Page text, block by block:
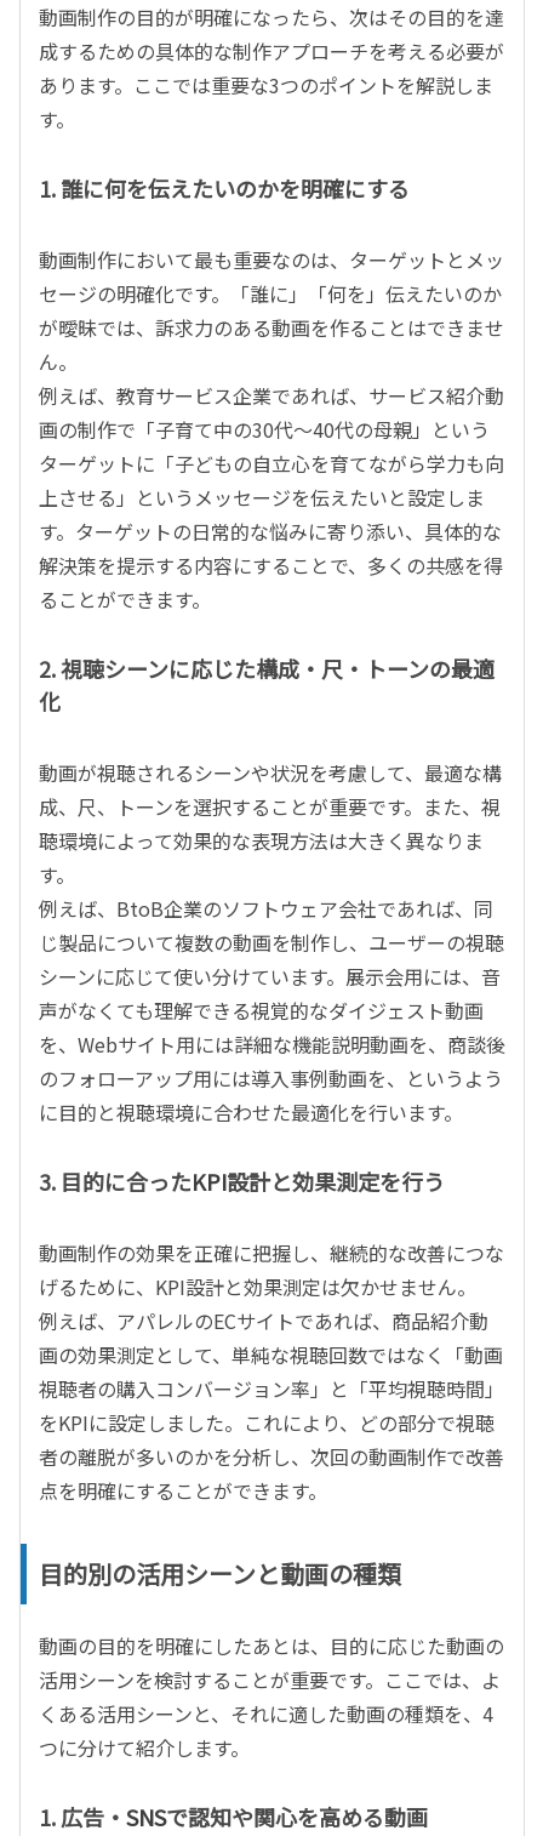
動画制作の目的が明確になったら、次はその目的を達
成するための具体的な制作アプローチを考える必要が
あります。ここでは重要な3つのポイントを解説しま
す。
1. 誰に何を伝えたいのかを明確にする
動画制作において最も重要なのは、ターゲットとメッ
セージの明確化です。「誰に」「何を」伝えたいのか
が曖昧では、訴求力のある動画を作ることはできませ
ん。
例えば、教育サービス企業であれば、サービス紹介動
画の制作で「子育て中の30代〜40代の母親」という
ターゲットに「子どもの自立心を育てながら学力も向
上させる」というメッセージを伝えたいと設定しま
す。ターゲットの日常的な悩みに寄り添い、具体的な
解決策を提示する内容にすることで、多くの共感を得
ることができます。
2. 視聴シーンに応じた構成・尺・トーンの最適
化
動画が視聴されるシーンや状況を考慮して、最適な構
成、尺、トーンを選択することが重要です。また、視
聴環境によって効果的な表現方法は大きく異なりま
す。
例えば、 BtoB企業のソフトウェア会社であれば、同
じ製品について複数の動画を制作し、ユーザーの視聴
シーンに応じて使い分けています。展示会用には、音
声がなくても理解できる視覚的なダイジェスト動画
を、 Webサイト用には詳細な機能説明動画を、商談後
のフォローアップ用には導入事例動画を、というよう
に目的と視聴環境に合わせた最適化を行います。
3. 目的に合ったKPI設計と効果測定を行う
動画制作の効果を正確に把握し、継続的な改善につな
げるために、 KPI設計と効果測定は欠かせません。
例えば、アパレルのECサイトであれば、商品紹介動
画の効果測定として、単純な視聴回数ではなく「動画
視聴者の購入コンバージョン率」と「平均視聴時間」
をKPIに設定しました。これにより、どの部分で視聴
者の離脱が多いのかを分析し、次回の動画制作で改善
点を明確にすることができます。
目的別の活用シーンと動画の種類
動画の目的を明確にしたあとは、目的に応じた動画の
活用シーンを検討することが重要です。ここでは、よ
くある活用シーンと、それに適した動画の種類を、 4
つに分けて紹介します。
1. 広告・ SNSで認知や関心を高める動画